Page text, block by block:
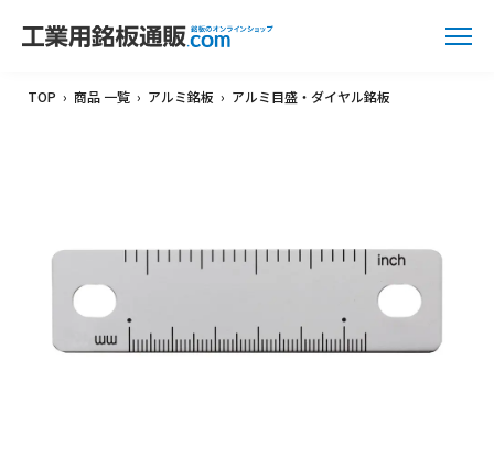
TOP › 商品 一覧 › アルミ銘板 › アルミ目盛・ダイヤル銘板